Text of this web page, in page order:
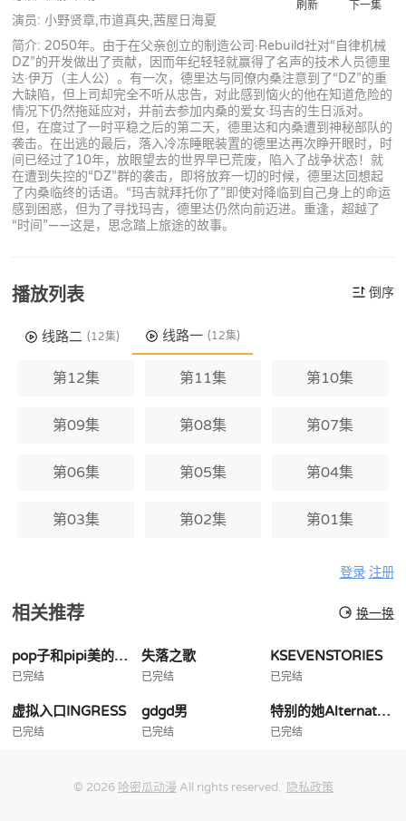
下一集
刷新
演员: 小野贤章,市道真央,茜屋日海夏
简介: 2050年。由于在父亲创立的制造公司·Rebuild社对“自律机械
DZ”的开发做出了贡献，因而年纪轻轻就赢得了名声的技术人员德里
达·伊万（主人公）。有一次，德里达与同僚内桑注意到了“DZ”的重
大缺陷，但上司却完全不听从忠告，对此感到恼火的他在知道危险的
情况下仍然拖延应对，并前去参加内桑的爱女·玛吉的生日派对。
但，在度过了一时平稳之后的第二天，德里达和内桑遭到神秘部队的
袭击。在出逃的最后，落入冷冻睡眠装置的德里达再次睁开眼时，时
间已经过了10年，放眼望去的世界早已荒废，陷入了战争状态！就
在遭到失控的“DZ”群的袭击，即将放弃一切的时候，德里达回想起
了内桑临终的话语。“玛吉就拜托你了”即使对降临到自己身上的命运
感到困惑，但为了寻找玛吉，德里达仍然向前迈进。重逢，超越了
“时间”——这是，思念踏上旅途的故事。
播放列表 倒序
线路二 (12集) 线路一 (12集)
第12集 第11集 第10集
第09集 第08集 第07集
第06集 第05集 第04集
第03集 第02集 第01集
登录 注册
相关推荐 换一换
pop子和pipi美的日常
已完结
失落之歌
已完结
KSEVENSTORIES
已完结
虚拟入口INGRESS
已完结
gdgd男
已完结
特别的她Alternative
已完结
© 2026 哈密瓜动漫 All rights reserved. 隐私政策